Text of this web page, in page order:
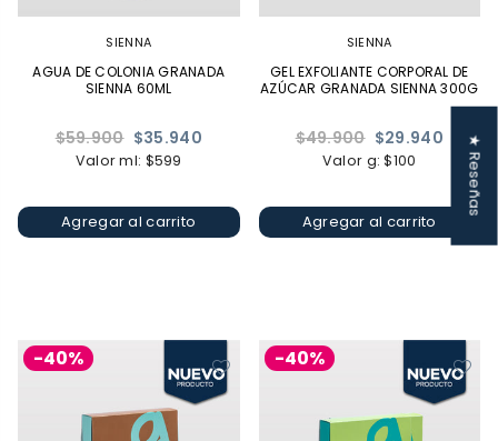
SIENNA
AGUA DE COLONIA GRANADA
SIENNA 60ML
Precio
habitual
$59.900 $35.940
Valor ml: $599
Agregar al carrito
SIENNA
GEL EXFOLIANTE CORPORAL DE
AZÚCAR GRANADA SIENNA 300G
Precio
habitual
$49.900 $29.940
Valor g: $100
Agregar al carrito
-40% -40%
★ Reseñas